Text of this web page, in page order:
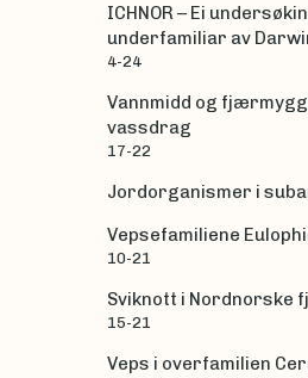
ICHNOR – Ei
underfamiliar av
4-24
Vannmidd og
vassdrag
17-22
Jordorganismer i
Vepsefamiliene
10-21
Sviknott i Nordnorske
15-21
Veps i overfamilien